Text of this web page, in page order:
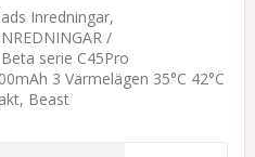
Inredningar,
/
Beta serie C45Pro
3 Värmelägen 35°C 42°C
Beast